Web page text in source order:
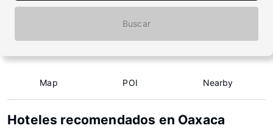
Buscar
Map POI Nearby
Hoteles recomendados en Oaxaca